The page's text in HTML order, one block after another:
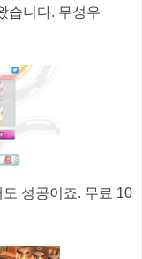
습니다. 무성우
성공이죠. 무료 10